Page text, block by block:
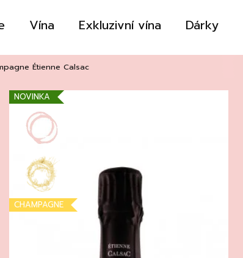
Vína Exkluzivní vína Dárky
Étienne Calsac
NOVINKA
CHAMPAGNE
Co potřebujete najít?
Doporučujeme